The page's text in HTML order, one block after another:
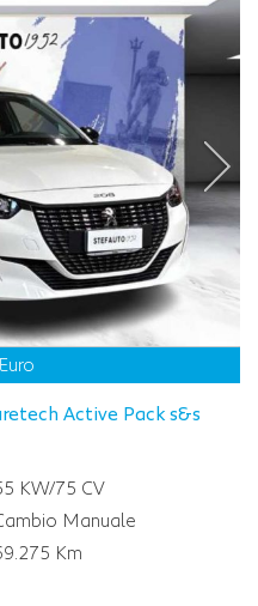
Active Pack s&s
KW/75 CV
Manuale
Km